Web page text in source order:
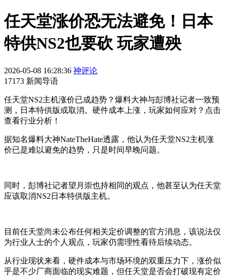
任天堂涨价恐无法避免！日本
特供NS2也要砍 玩家遭殃
2026-05-08 16:28:36 神评论
17173 新闻导语
任天堂NS2主机涨价已成趋势？爆料大神与彭博社记者一致预
测，日本特供版或取消。硬件成本上涨，玩家如何应对？点击
查看行业分析！
据知名爆料大神NateTheHate透露，他认为任天堂NS2主机涨
价已是难以避免的趋势，只是时间早晚问题。
同时，彭博社记者望月崇也持相同的观点，他甚至认为任天堂
应该取消NS2日本特供版主机。
目前任天堂尚未公布任何相关定价调整的官方消息，该说法仅
为行业人士的个人观点，玩家仍需理性看待后续动态。
从行业现状来看，硬件成本与市场环境的双重压力下，涨价似
乎是不少厂商面临的现实难题，但任天堂是否会打破现有定价